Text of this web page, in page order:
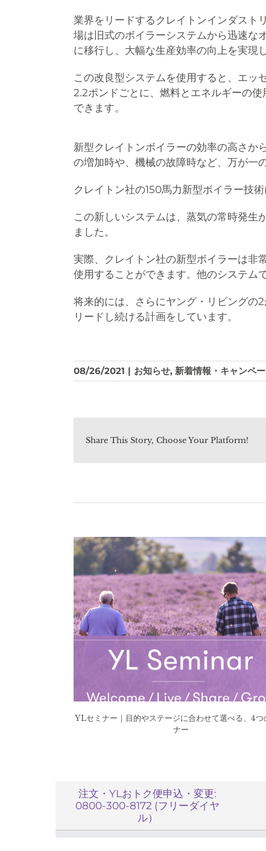
業界をリードするクレイトンインダスト
場は旧式のボイラーシステムから迅速な
に移行し、大幅な生産効率の向上を実現
この改良型システムを使用すると、エッ
2.2ポンドごとに、燃料とエネルギーの
できます。
新型クレイトンボイラーの効率の高さか
の増加時や、機械の故障時など、万が一
クレイトン社の150馬力新型ボイラー技
この新しいシステムは、蒸気の常時発生
ました。
実際、クレイトン社の新型ボイラーは非
使用することができます。他のシステム
将来的には、さらにヤング・リビングの
リードし続ける計画をしています。
08/26/2021 | お知らせ, 新着情報・キャンペ
Share This Story, Choose Your Platform!
YLセミナー｜目的やステージに合わせて選べる、4つ
ナー
注文・YLおトク便申込・変更:
0800-300-8172 (フリーダイヤ
ル）